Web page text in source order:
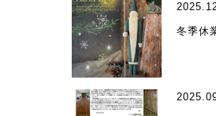
ロフィール
PROFILE
冬季休